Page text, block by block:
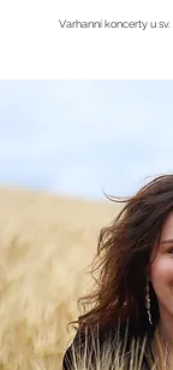
Varhanní koncerty u